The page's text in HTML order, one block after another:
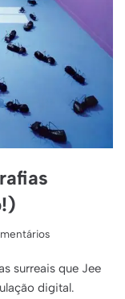
surreais que Jee
digital.